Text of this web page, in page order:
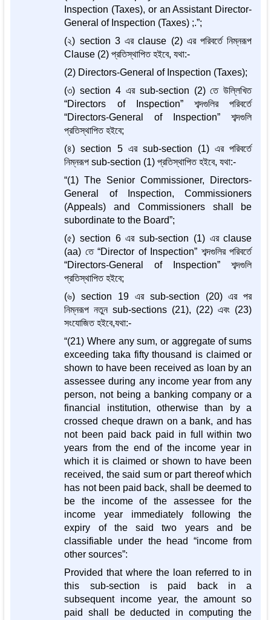
Inspection (Taxes), or an Assistant Director-
General of Inspection (Taxes) ;.”;
(২) section 3 এর clause (2) এর পরিবর্তে নিম্নরূপ
Clause (2) প্রতিস্থাপিত হইবে, যথা:-
(2) Directors-General of Inspection (Taxes);
(৩) section 4 এর sub-section (2) তে উল্লিখিত
“Directors of Inspection” শব্দগুলির পরিবর্তে
“Directors-General of Inspection” শব্দগুলি
প্রতিস্থাপিত হইবে;
(৪) section 5 এর sub-section (1) এর পরিবর্তে
নিম্নরূপ sub-section (1) প্রতিস্থাপিত হইবে, যথা:-
“(1) The Senior Commissioner, Directors-
General of Inspection, Commissioners
(Appeals) and Commissioners shall be
subordinate to the Board”;
(৫) section 6 এর sub-section (1) এর clause
(aa) তে “Director of Inspection” শব্দগুলির পরিবর্তে
“Directors-General of Inspection” শব্দগুলি
প্রতিস্থাপিত হইবে;
(৬) section 19 এর sub-section (20) এর পর
নিম্নরূপ নতুন sub-sections (21), (22) এবং (23)
সংযোজিত হইবে,যথা:-
“(21) Where any sum, or aggregate of sums
exceeding taka fifty thousand is claimed or
shown to have been received as loan by an
assessee during any income year from any
person, not being a banking company or a
financial institution, otherwise than by a
crossed cheque drawn on a bank, and has
not been paid back paid in full within two
years from the end of the income year in
which it is claimed or shown to have been
received, the said sum or part thereof which
has not been paid back, shall be deemed to
be the income of the assessee for the
income year immediately following the
expiry of the said two years and be
classifiable under the head “income from
other sources”:
Provided that where the loan referred to in
this sub-section is paid back in a
subsequent income year, the amount so
paid shall be deducted in computing the